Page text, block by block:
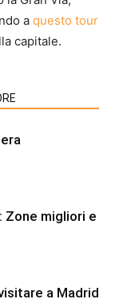
a questo tour
capitale.
Zone migliori e
a Madrid